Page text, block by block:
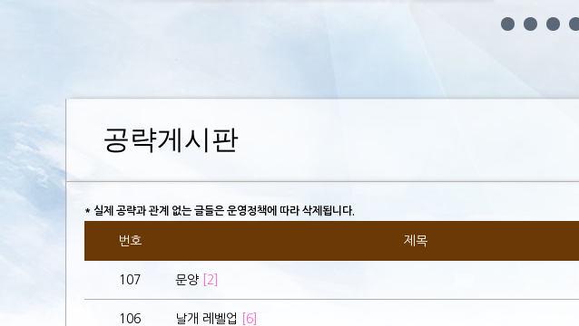
공략게시판
* 실제 공략과 관계 없는 글들은 운영정책에 따라 삭제됩니다.
번호 제목
107 문양 [2]
106 날개 레벨업 [6]